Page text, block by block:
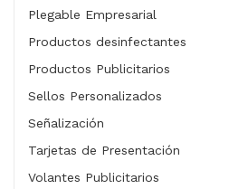
Plegable Empresarial
Productos desinfectantes
Productos Publicitarios
Sellos Personalizados
Señalización
Tarjetas de Presentación
Volantes Publicitarios